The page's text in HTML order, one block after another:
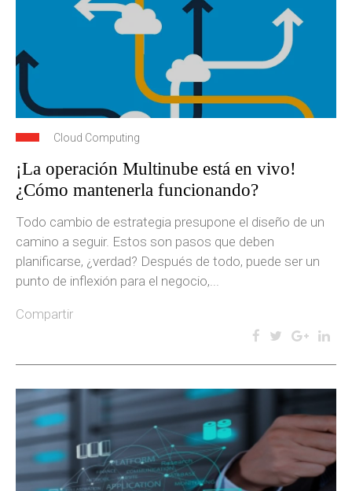
Cloud Computing
¡La operación Multinube está en vivo!
¿Cómo mantenerla funcionando?
Todo cambio de estrategia presupone el diseño de un
camino a seguir. Estos son pasos que deben
planificarse, ¿verdad? Después de todo, puede ser un
punto de inflexión para el negocio,...
Compartir